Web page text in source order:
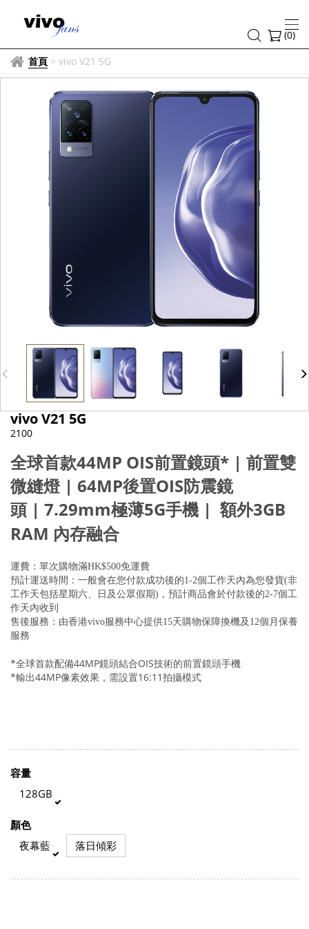
(0)
首頁 > vivo V21 5G
vivo V21 5G
2100
全球首款44MP OIS前置鏡頭* | 前置雙
微縫燈| 64MP後置OIS防震鏡
頭| 7.29mm極薄5G手機 | 額外3GB
RAM 內存融合
運費：單次購物滿HK$500免運費
預計運送時間：一般會在您付款成功後的1-2個工作天內為您發貨(非
工作天包括星期六、日及公眾假期)，預計商品會於付款後的2-7個工
作天內收到
售後服務：由香港vivo服務中心提供15天購物保障換機及12個月保養
服務
*全球首款配備44MP鏡頭結合OIS技術的前置鏡頭手機
*輸出44MP像素效果，需設置16:11拍攝模式
容量
128GB
顏色
夜幕藍
落日傾彩